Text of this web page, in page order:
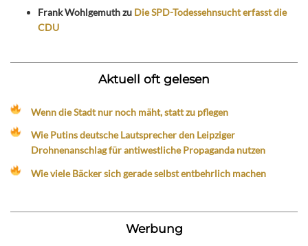
Frank Wohlgemuthzu Die SPD-Todessehnsucht erfasst die
CDU
Aktuell oft gelesen
Wenn die Stadt nur noch mäht, statt zu pflegen
Wie Putins deutsche Lautsprecher den Leipziger
Drohnenanschlag für antiwestliche Propaganda nutzen
Wie viele Bäcker sich gerade selbst entbehrlich machen
Werbung